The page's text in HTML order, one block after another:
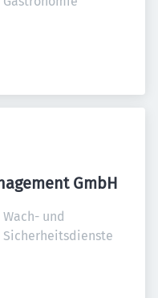
GmbH
Wach- und
Sicherheitsdienste